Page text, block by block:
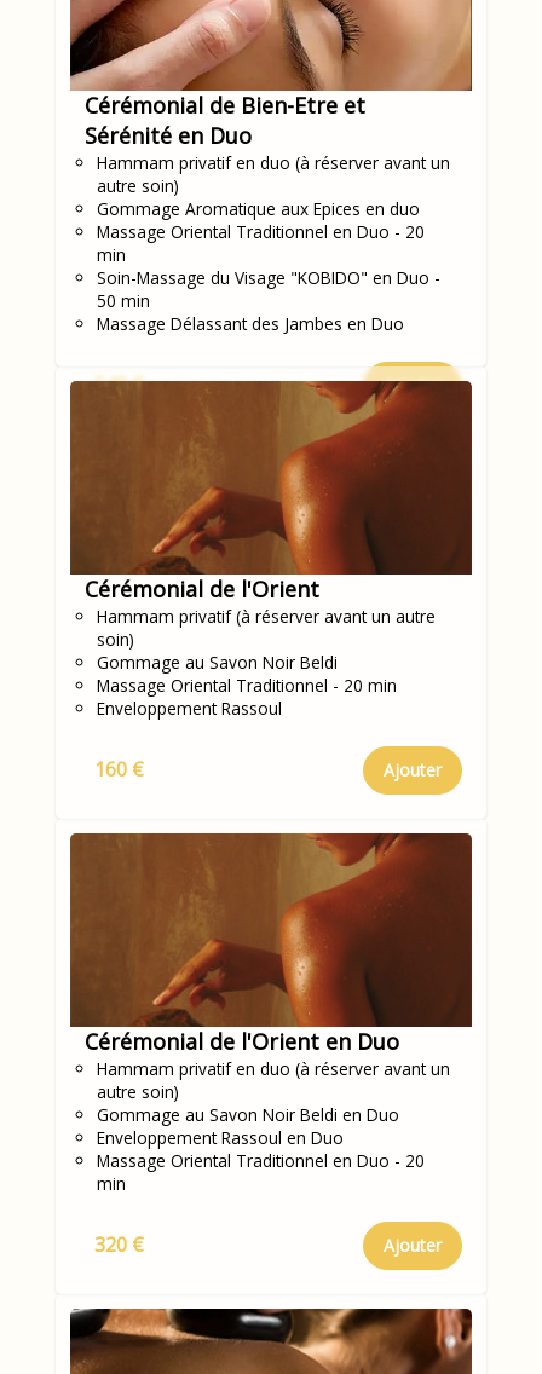
Cérémonial de Bien-Etre et
Sérénité en Duo
Hammam privatif en duo (à réserver avant un
autre soin)
Gommage Aromatique aux Epices en duo
Massage Oriental Traditionnel en Duo - 20
min
Soin-Massage du Visage "KOBIDO" en Duo -
50 min
Massage Délassant des Jambes en Duo
540 € Ajouter
Cérémonial de l'Orient
Hammam privatif (à réserver avant un autre
soin)
Gommage au Savon Noir Beldi
Massage Oriental Traditionnel - 20 min
Enveloppement Rassoul
160 € Ajouter
Cérémonial de l'Orient en Duo
Hammam privatif en duo (à réserver avant un
autre soin)
Gommage au Savon Noir Beldi en Duo
Enveloppement Rassoul en Duo
Massage Oriental Traditionnel en Duo - 20
min
320 € Ajouter